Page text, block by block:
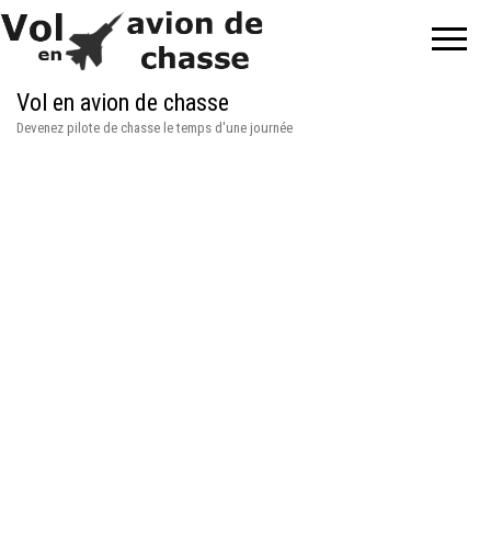
Vol en avion de chasse
Devenez pilote de chasse le temps d'une journée